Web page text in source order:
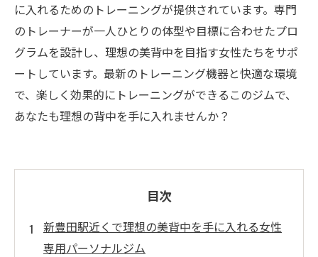
に入れるためのトレーニングが提供されています。専門
のトレーナーが一人ひとりの体型や目標に合わせたプロ
グラムを設計し、理想の美背中を目指す女性たちをサポ
ートしています。最新のトレーニング機器と快適な環境
で、楽しく効果的にトレーニングができるこのジムで、
あなたも理想の背中を手に入れませんか？
目次
新豊田駅近くで理想の美背中を手に入れる女性
専用パーソナルジム